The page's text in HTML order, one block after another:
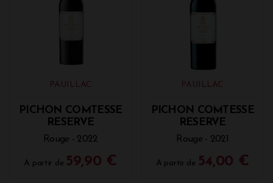
PAUILLAC
PICHON COMTESSE
RESERVE
Rouge - 2022
A partir de 59,90 €
PAUILLAC
PICHON COMTESSE
RESERVE
Rouge - 2021
A partir de 54,00 €